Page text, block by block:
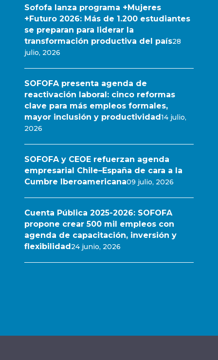
Sofofa lanza programa +Mujeres
+Futuro 2026: Más de 1.200 estudiantes
se preparan para liderar la
transformación productiva del país28
julio, 2026
SOFOFA presenta agenda de
reactivación laboral: cinco reformas
clave para más empleos formales,
mayor inclusión y productividad14 julio,
2026
SOFOFA y CEOE refuerzan agenda
empresarial Chile–España de cara a la
Cumbre Iberoamericana09 julio, 2026
Cuenta Pública 2025-2026: SOFOFA
propone crear 500 mil empleos con
agenda de capacitación, inversión y
flexibilidad24 junio, 2026